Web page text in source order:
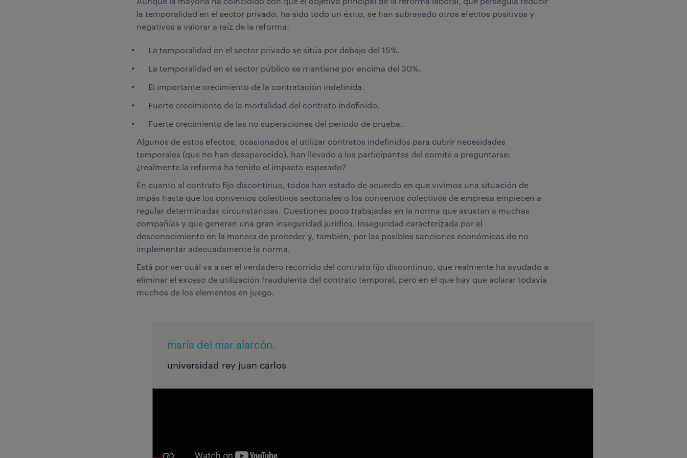
la temporalidad en el sector privado, ha sido todo un éxito, se han subrayado otros efectos positivos y
negativos a valorar a raíz de la reforma:
La temporalidad en el sector privado se sitúa por debajo del 15%.
La temporalidad en el sector público se mantiene por encima del 30%.
El importante crecimiento de la contratación indefinida.
Fuerte crecimiento de la mortalidad del contrato indefinido.
Fuerte crecimiento de las no superaciones del periodo de prueba.
Algunos de estos efectos, ocasionados al utilizar contratos indefinidos para cubrir necesidades
temporales (que no han desaparecido), han llevado a los participantes del comité a preguntarse:
¿realmente la reforma ha tenido el impacto esperado?
En cuanto al contrato fijo discontinuo, todos han estado de acuerdo en que vivimos una situación de
impás hasta que los convenios colectivos sectoriales o los convenios colectivos de empresa empiecen a
regular determinadas circunstancias. Cuestiones poco trabajadas en la norma que asustan a muchas
compañías y que generan una gran inseguridad jurídica. Inseguridad caracterizada por el
desconocimiento en la manera de proceder y, también, por las posibles sanciones económicas de no
implementar adecuadamente la norma.
Está por ver cuál va a ser el verdadero recorrido del contrato fijo discontinuo, que realmente ha ayudado a
eliminar el exceso de utilización fraudulenta del contrato temporal, pero en el que hay que aclarar todavía
muchos de los elementos en juego.
maría del mar alarcón.
universidad rey juan carlos